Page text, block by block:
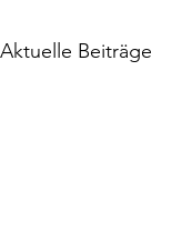
Aktuelle Beiträge